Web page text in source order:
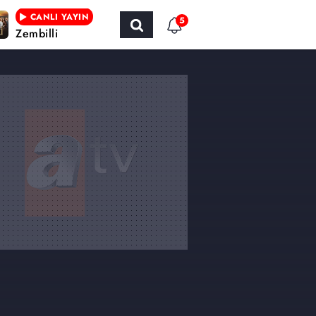
CANLI YAYIN
Zembilli
5